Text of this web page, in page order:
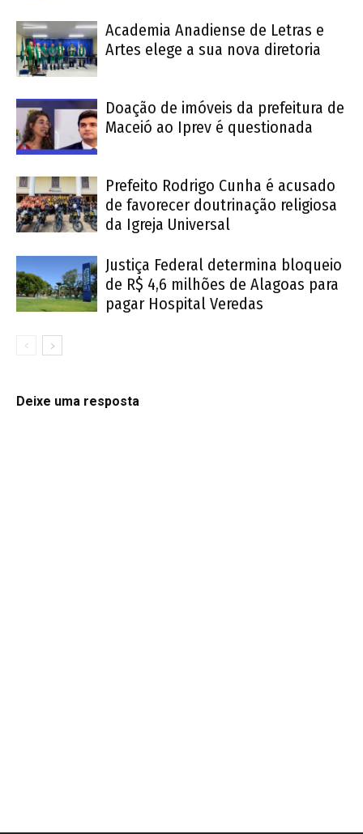
Academia Anadiense de Letras e
Artes elege a sua nova diretoria
Doação de imóveis da prefeitura de
Maceió ao Iprev é questionada
Prefeito Rodrigo Cunha é acusado
de favorecer doutrinação religiosa
da Igreja Universal
Justiça Federal determina bloqueio
de R$ 4,6 milhões de Alagoas para
pagar Hospital Veredas
Deixe uma resposta